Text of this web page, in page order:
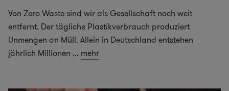
Von Zero Waste sind wir als Gesellschaft noch weit
entfernt. Der tägliche Plastikverbrauch produziert
Unmengen an Müll. Allein in Deutschland entstehen
jährlich Millionen ... mehr